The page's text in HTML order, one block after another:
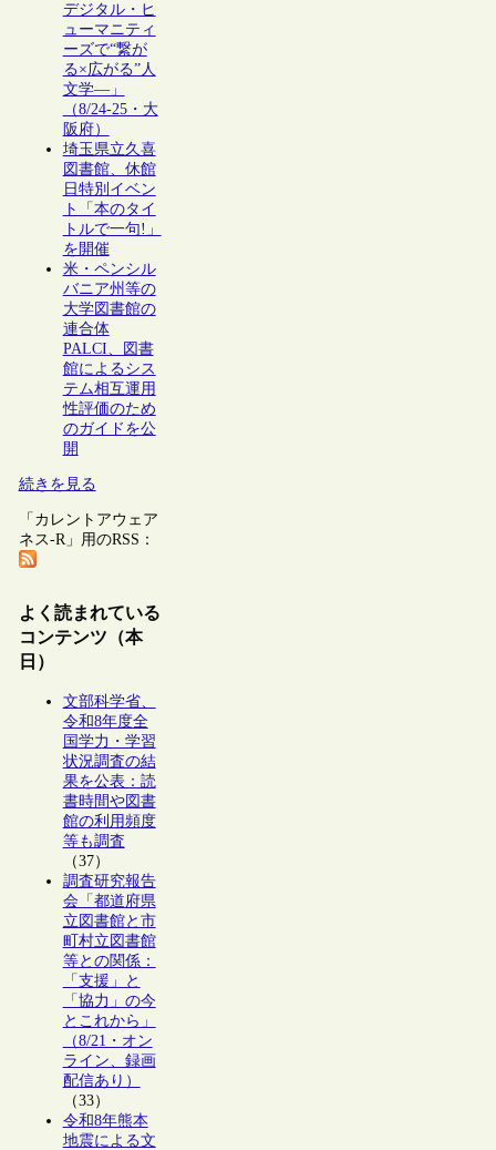
デジタル・ヒ
ューマニティ
ーズで“繋が
る×広がる”人
文学―」
（8/24-25・大
阪府）
埼玉県立久喜
図書館、休館
日特別イベン
ト「本のタイ
トルで一句!」
を開催
米・ペンシル
バニア州等の
大学図書館の
連合体
PALCI、図書
館によるシス
テム相互運用
性評価のため
のガイドを公
開
続きを見る
「カレントアウェア
ネス-R」用のRSS：
よく読まれている
コンテンツ（本
日）
文部科学省、
令和8年度全
国学力・学習
状況調査の結
果を公表：読
書時間や図書
館の利用頻度
等も調査
（37）
調査研究報告
会「都道府県
立図書館と市
町村立図書館
等との関係：
「支援」と
「協力」の今
とこれから」
（8/21・オン
ライン、録画
配信あり）
（33）
令和8年熊本
地震による文